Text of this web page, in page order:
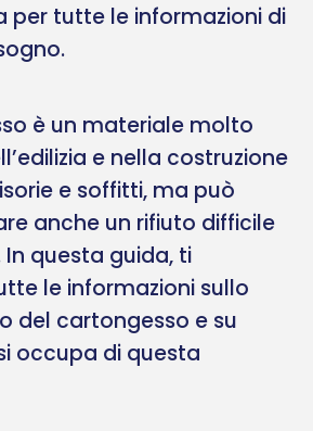
per tutte le informazioni di
è un materiale molto
e nella costruzione
e soffitti, ma può
anche un rifiuto difficile
questa guida, ti
le informazioni sullo
del cartongesso e su
occupa di questa